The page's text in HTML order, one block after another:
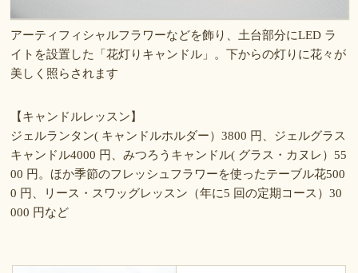
アーティフィシャルフラワーなどを飾り、土台部分にLED ラ
イトを設置した「花灯りキャンドル」。下からの灯りに花々が
美しく照らされます
【キャンドルレッスン】
ジェルランタン( キャンドルホルダー）3800 円、ジェルグラス
キャンドル4000 円、みつろうキャンドル( グラス・カヌレ）55
00 円。ほか季節のフレッシュフラワーを使ったテーブル花500
0 円、リース・スワッグレッスン（年に5 回の定期コース）30
000 円など